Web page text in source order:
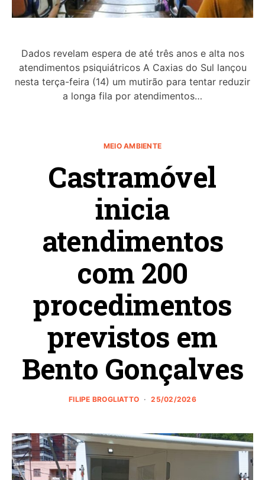
Dados revelam espera de até três anos e alta nos
atendimentos psiquiátricos A Caxias do Sul lançou
nesta terça-feira (14) um mutirão para tentar reduzir
a longa fila por atendimentos…
MEIO AMBIENTE
Castramóvel
inicia
atendimentos
com 200
procedimentos
previstos em
Bento Gonçalves
FILIPE BROGLIATTO 25/02/2026